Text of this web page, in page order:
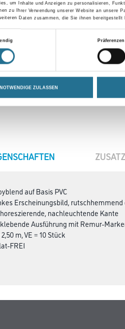
um Inhalte und Anzeigen zu personalisieren,
zu Ihrer Verwendung unserer Website an unsere
Daten zusammen, die Sie ihnen
Präferenzen
ZULASSEN
auf Basis PVC
Erscheinungsbild,
nachleuchtende Kante
Ausführung mit Remur-
m, VE = 10 Stück
FREI